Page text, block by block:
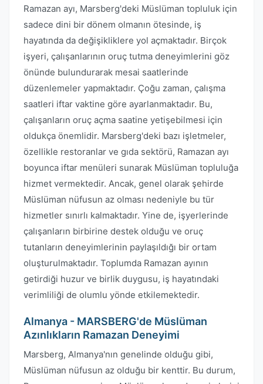
Ramazan ayı, Marsberg'deki Müslüman topluluk için
sadece dini bir dönem olmanın ötesinde, iş
hayatında da değişikliklere yol açmaktadır. Birçok
işyeri, çalışanlarının oruç tutma deneyimlerini göz
önünde bulundurarak mesai saatlerinde
düzenlemeler yapmaktadır. Çoğu zaman, çalışma
saatleri iftar vaktine göre ayarlanmaktadır. Bu,
çalışanların oruç açma saatine yetişebilmesi için
oldukça önemlidir. Marsberg'deki bazı işletmeler,
özellikle restoranlar ve gıda sektörü, Ramazan ayı
boyunca iftar menüleri sunarak Müslüman topluluğa
hizmet vermektedir. Ancak, genel olarak şehirde
Müslüman nüfusun az olması nedeniyle bu tür
hizmetler sınırlı kalmaktadır. Yine de, işyerlerinde
çalışanların birbirine destek olduğu ve oruç
tutanların deneyimlerinin paylaşıldığı bir ortam
oluşturulmaktadır. Toplumda Ramazan ayının
getirdiği huzur ve birlik duygusu, iş hayatındaki
verimliliği de olumlu yönde etkilemektedir.
Almanya - MARSBERG'de Müslüman
Azınlıkların Ramazan Deneyimi
Marsberg, Almanya'nın genelinde olduğu gibi,
Müslüman nüfusun az olduğu bir kenttir. Bu durum,